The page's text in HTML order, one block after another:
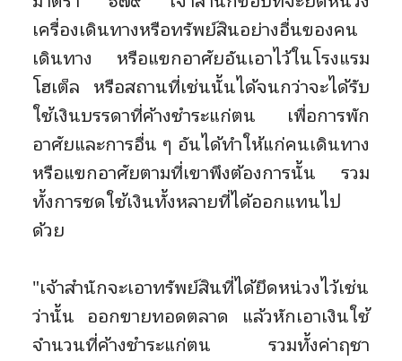
เครื่องเดินทางหรือทรัพย์สินอย่างอื่นของคน
เดินทาง หรือแขกอาศัยอันเอาไว้ในโรงแรม
โฮเต็ล หรือสถานที่เช่นนั้นได้จนกว่าจะได้รับ
ใช้เงินบรรดาที่ค้างชำระแก่ตน เพื่อการพัก
อาศัยและการอื่น ๆ อันได้ทำให้แก่คนเดินทาง
หรือแขกอาศัยตามที่เขาพึงต้องการนั้น รวม
ทั้งการชดใช้เงินทั้งหลายที่ได้ออกแทนไป
ด้วย
"เจ้าสำนักจะเอาทรัพย์สินที่ได้ยึดหน่วงไว้เช่น
ว่านั้น ออกขายทอดตลาด แล้วหักเอาเงินใช้
จำนวนที่ค้างชำระแก่ตน รวมทั้งค่าฤชา